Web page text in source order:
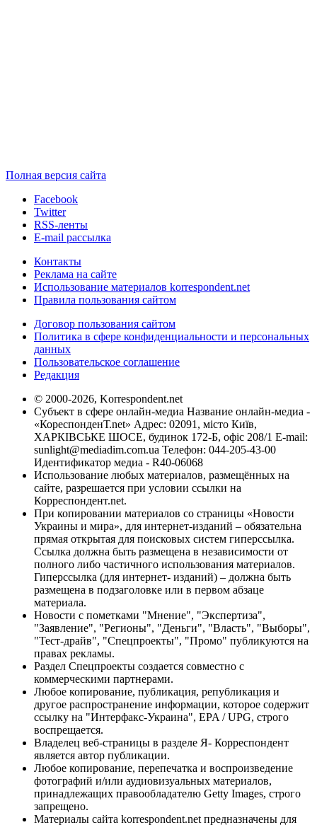
Полная версия сайта
Facebook
Twitter
RSS-ленты
E-mail рассылка
Контакты
Реклама на сайте
Использование материалов korrespondent.net
Правила пользования сайтом
Договор пользования сайтом
Политика в сфере конфиденциальности и персональных
данных
Пользовательское соглашение
Редакция
© 2000-2026, Korrespondent.net
Субъект в сфере онлайн-медиа Название онлайн-медиа -
«КореспонденТ.net» Адрес: 02091, місто Київ,
ХАРКІВСЬКЕ ШОСЕ, будинок 172-Б, офіс 208/1 E-mail:
sunlight@mediadim.com.ua Телефон: 044-205-43-00
Идентификатор медиа - R40-06068
Использование любых материалов, размещённых на
сайте, разрешается при условии ссылки на
Корреспондент.net.
При копировании материалов со страницы «Новости
Украины и мира», для интернет-изданий – обязательна
прямая открытая для поисковых систем гиперссылка.
Ссылка должна быть размещена в независимости от
полного либо частичного использования материалов.
Гиперссылка (для интернет- изданий) – должна быть
размещена в подзаголовке или в первом абзаце
материала.
Новости с пометками "Мнение", "Экспертиза",
"Заявление", "Регионы", "Деньги", "Власть", "Выборы",
"Тест-драйв", "Спецпроекты", "Промо" публикуются на
правах рекламы.
Раздел Спецпроекты создается совместно с
коммерческими партнерами.
Любое копирование, публикация, републикация и
другое распространение информации, которое содержит
ссылку на "Интерфакс-Украина", EPA / UPG, строго
воспрещается.
Владелец веб-страницы в разделе Я- Корреспондент
является автор публикации.
Любое копирование, перепечатка и воспроизведение
фотографий и/или аудиовизуальных материалов,
принадлежащих правообладателю Getty Images, строго
запрещено.
Материалы сайта korrespondent.net предназначены для